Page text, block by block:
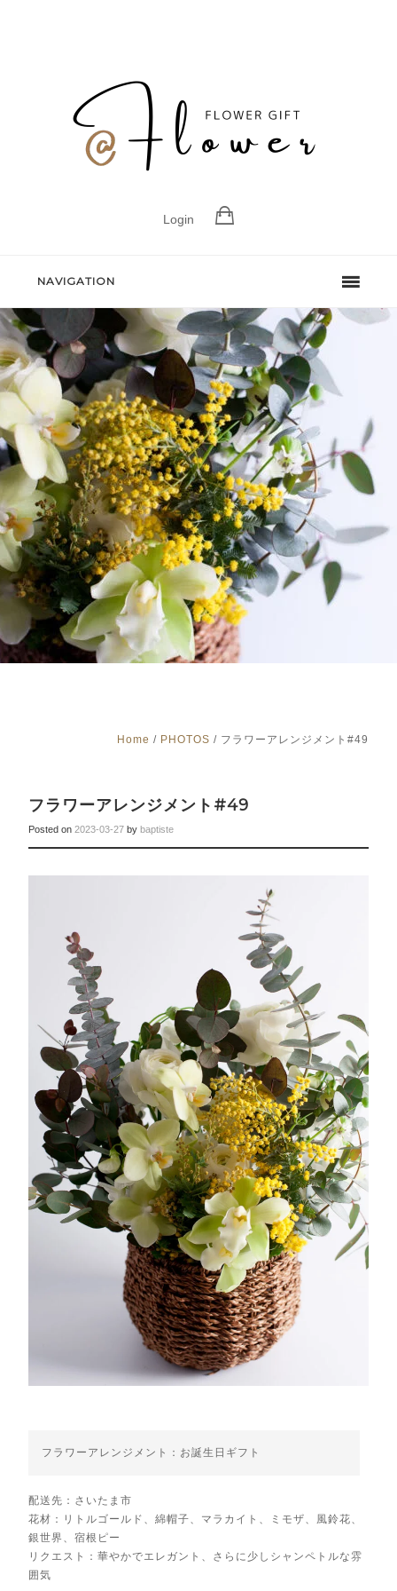
Login
NAVIGATION
Home / PHOTOS / フラワーアレンジメント#49
フラワーアレンジメント#49
Posted on2023-03-27 bybaptiste
フラワーアレンジメント：お誕生日ギフト
配送先：さいたま市
花材：リトルゴールド、綿帽子、マラカイト、ミモザ、風鈴花、
銀世界、宿根ピー
リクエスト：華やかでエレガント、さらに少しシャンペトルな雰
囲気